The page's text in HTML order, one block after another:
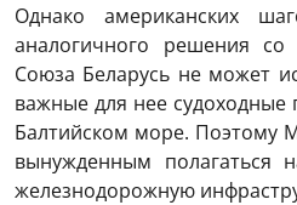
Однако американских
аналогичного решения со
Союза Беларусь не может
важные для нее судоходные
Балтийском море. Поэтому
вынужденным полагаться
железнодорожную